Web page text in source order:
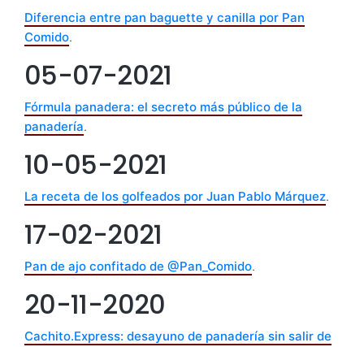
Diferencia entre pan baguette y canilla por Pan
Comido.
05-07-2021
Fórmula panadera: el secreto más público de la
panadería.
10-05-2021
La receta de los golfeados por Juan Pablo Márquez.
17-02-2021
Pan de ajo confitado de @Pan_Comido.
20-11-2020
Cachito.Express: desayuno de panadería sin salir de